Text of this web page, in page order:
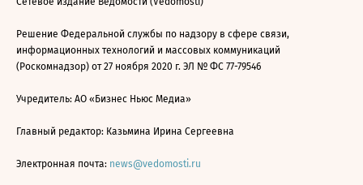
Решение Федеральной службы по надзору в сфере связи,
информационных технологий и массовых коммуникаций
(Роскомнадзор) от 27 ноября 2020 г. ЭЛ № ФС 77-79546
Учредитель: АО «Бизнес Ньюс Медиа»
Главный редактор: Казьмина Ирина Сергеевна
Электронная почта: news@vedomosti.ru